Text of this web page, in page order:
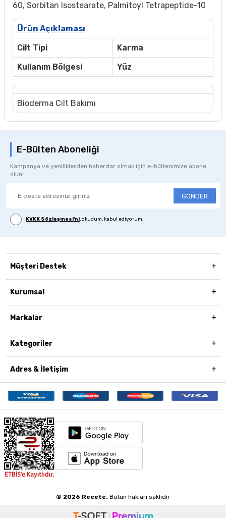
60, Sorbitan Isostearate, Palmitoyl Tetrapeptide-10
Ürün Açıklaması
Cilt Tipi
Karma
Kullanım Bölgesi
Yüz
Bioderma Cilt Bakımı
E-Bülten Aboneliği
Kampanya ve yeniliklerden haberdar olmak için e-bültenimize abone
olun!
GÖNDER
KVKK Sözleşmesi'ni, okudum, kabul ediyorum.
Müşteri Destek
Kurumsal
Markalar
Kategoriler
Adres & İletişim
© 2026 Recete. Bütün hakları saklıdır